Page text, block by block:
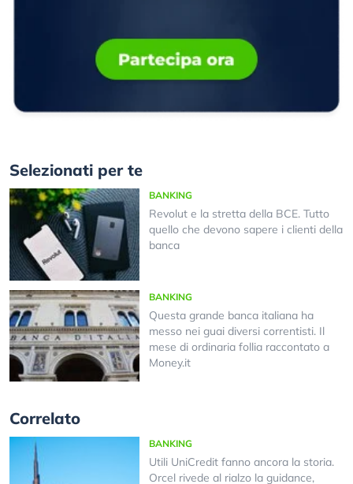
Selezionati per te
BANKING
Revolut e la stretta della BCE. Tutto
quello che devono sapere i clienti della
banca
BANKING
Questa grande banca italiana ha
messo nei guai diversi correntisti. Il
mese di ordinaria follia raccontato a
Money.it
Correlato
BANKING
Utili UniCredit fanno ancora la storia.
Orcel rivede al rialzo la guidance,